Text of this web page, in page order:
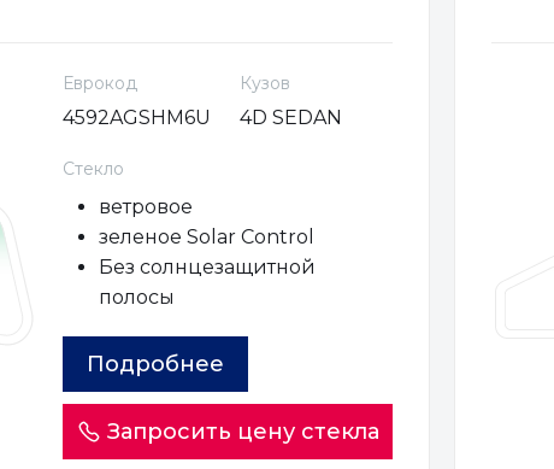
Еврокод
4592AGSHM6U
Кузов
4D SEDAN
Стекло
ветровое
зеленое Solar Control
Без солнцезащитной
полосы
Подробнее
Запросить цену стекла